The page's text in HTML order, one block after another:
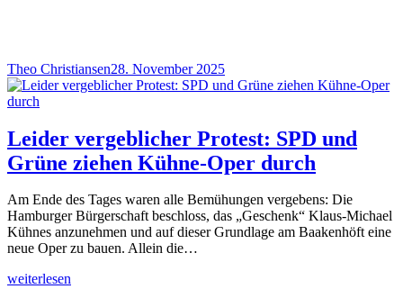
Theo Christiansen28. November 2025
Leider vergeblicher Protest: SPD und
Grüne ziehen Kühne-Oper durch
Am Ende des Tages waren alle Bemühungen vergebens: Die
Hamburger Bürgerschaft beschloss, das „Geschenk“ Klaus-Michael
Kühnes anzunehmen und auf dieser Grundlage am Baakenhöft eine
neue Oper zu bauen. Allein die…
weiterlesen